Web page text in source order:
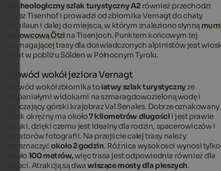
Archeologiczny szlak turystyczny A2 również przechodzi
przez Tisenhof i prowadzi od zbiornika Vernagt do chaty
Similaun i dalej do miejsca, w którym znaleziono słynną
lodowcową Ötzi na Tisenjoch. Punktem końcowym tej
wymagającej trasy dla doświadczonych alpinistów jest
Vent w pobliżu Sölden w Północnym Tyrolu.
Obwód wokół jeziora Vernagt
Obwód wokół zbiornika tołatwy szlak turystyczny ze
wspaniałymi widokami na szmaragdowozieloną wodę i
otaczający górski krajobraz Val Senales. Dobrze oznakowany
szlak okrężny ma około7 kilometrów długościi jest prawie
płaski, dzięki czemu jest idealny dla rodzin, spacerowiczów i
amatorów fotografii. Na przejście całej trasy należy
przeznaczyćokoło 2 godzin. Różnica wysokości wynosi tylko
około100 metrów,więc trasa jest odpowiednia również dla
dzieci. Atrakcją są dwawiszące mosty dla pieszych.